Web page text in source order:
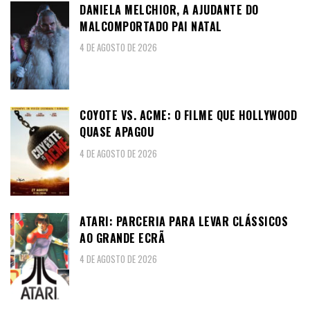
DANIELA MELCHIOR, A AJUDANTE DO
MALCOMPORTADO PAI NATAL
4 DE AGOSTO DE 2026
COYOTE VS. ACME: O FILME QUE HOLLYWOOD
QUASE APAGOU
4 DE AGOSTO DE 2026
ATARI: PARCERIA PARA LEVAR CLÁSSICOS
AO GRANDE ECRÃ
4 DE AGOSTO DE 2026